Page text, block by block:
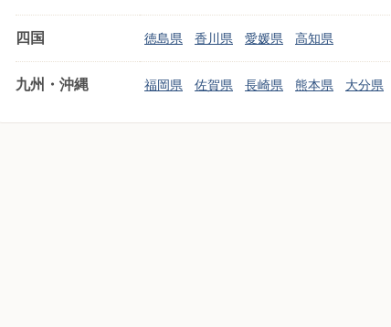
四国 徳島県 香川県 愛媛県 高知県
九州・沖縄 福岡県 佐賀県 長崎県 熊本県 大分県